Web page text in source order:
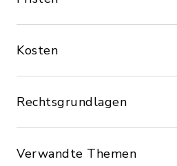
Kosten
Rechtsgrundlagen
Verwandte Themen